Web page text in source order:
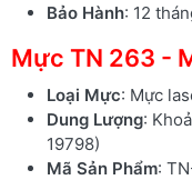
Bảo Hành: 12
Mực TN 263 -
Loại Mực: Mực
Dung Lượng:
19798)
Mã Sản Phẩm: